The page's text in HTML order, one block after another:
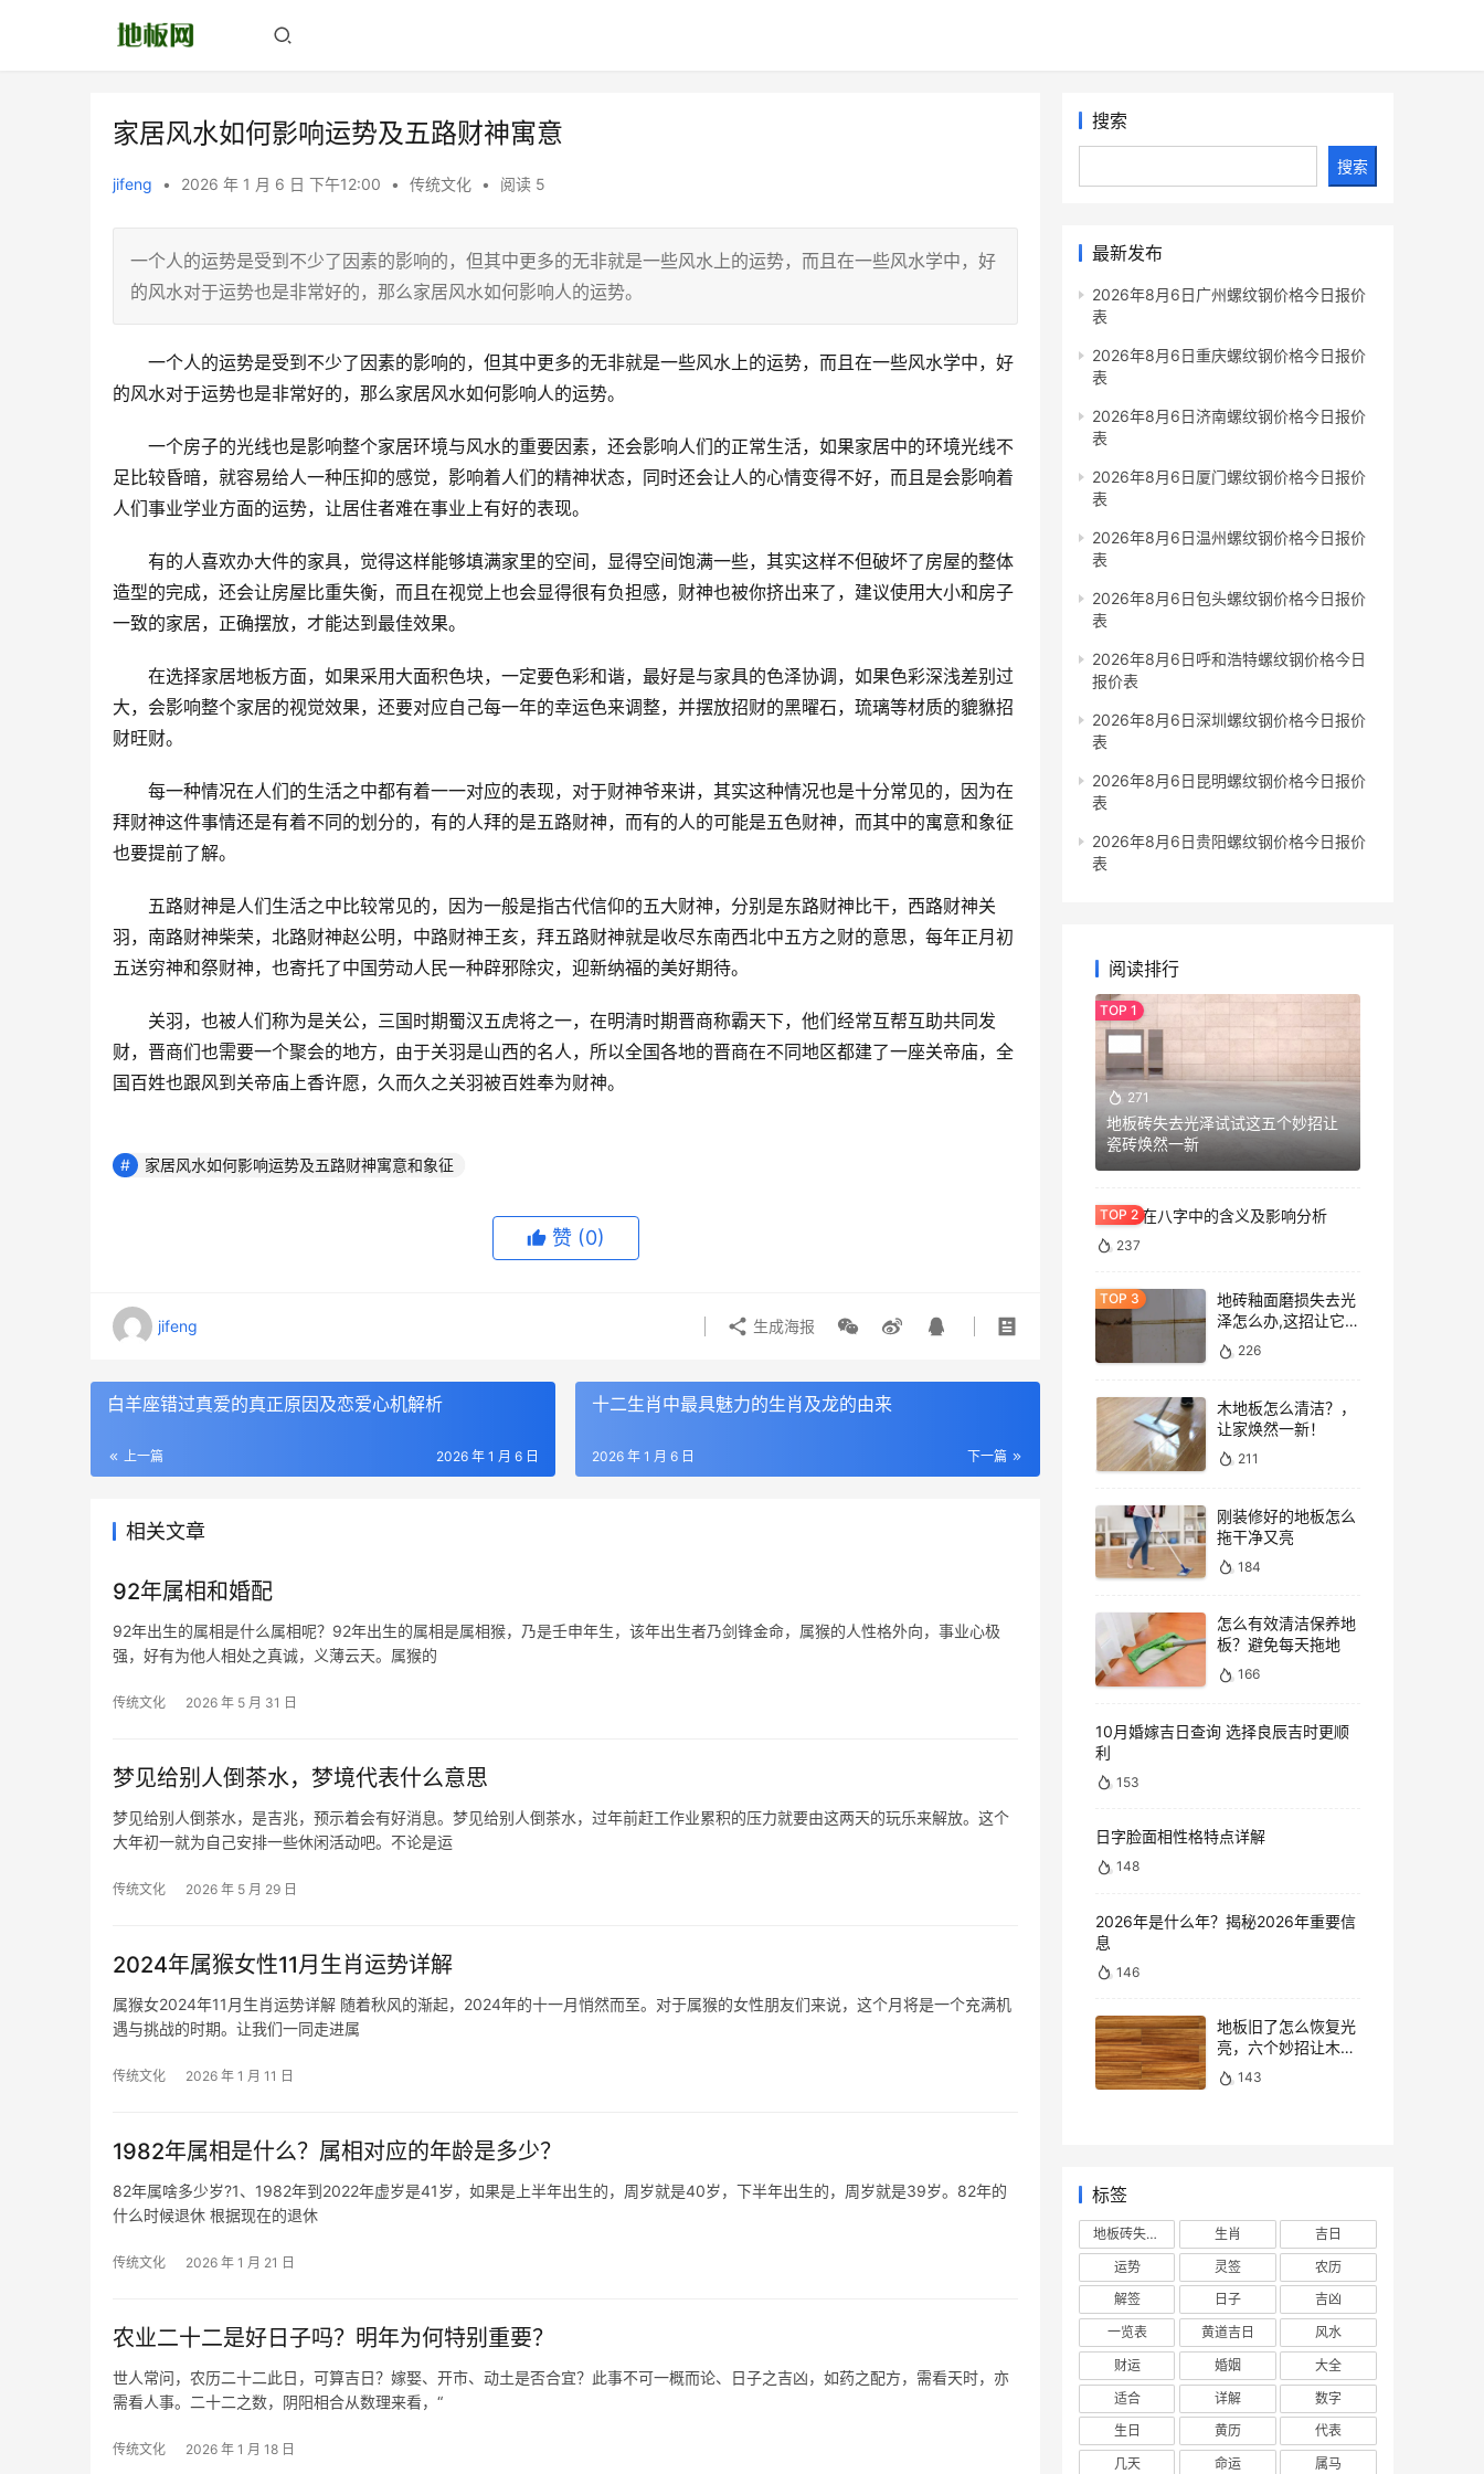
家居风水如何影响运势及五路财神寓意
jifeng • 2026 年 1 月 6 日 下午12:00 • 传统文化 • 阅读 5
一个人的运势是受到不少了因素的影响的，但其中更多的无非就是一些风水上的运势，而且在一些风水学中，好
的风水对于运势也是非常好的，那么家居风水如何影响人的运势。
一个人的运势是受到不少了因素的影响的，但其中更多的无非就是一些风水上的运势，而且在一些风水学中，好
的风水对于运势也是非常好的，那么家居风水如何影响人的运势。
一个房子的光线也是影响整个家居环境与风水的重要因素，还会影响人们的正常生活，如果家居中的环境光线不
足比较昏暗，就容易给人一种压抑的感觉，影响着人们的精神状态，同时还会让人的心情变得不好，而且是会影响着
人们事业学业方面的运势，让居住者难在事业上有好的表现。
有的人喜欢办大件的家具，觉得这样能够填满家里的空间，显得空间饱满一些，其实这样不但破坏了房屋的整体
造型的完成，还会让房屋比重失衡，而且在视觉上也会显得很有负担感，财神也被你挤出来了，建议使用大小和房子
一致的家居，正确摆放，才能达到最佳效果。
在选择家居地板方面，如果采用大面积色块，一定要色彩和谐，最好是与家具的色泽协调，如果色彩深浅差别过
大，会影响整个家居的视觉效果，还要对应自己每一年的幸运色来调整，并摆放招财的黑曜石，琉璃等材质的貔貅招
财旺财。
每一种情况在人们的生活之中都有着一一对应的表现，对于财神爷来讲，其实这种情况也是十分常见的，因为在
拜财神这件事情还是有着不同的划分的，有的人拜的是五路财神，而有的人的可能是五色财神，而其中的寓意和象征
也要提前了解。
五路财神是人们生活之中比较常见的，因为一般是指古代信仰的五大财神，分别是东路财神比干，西路财神关
羽，南路财神柴荣，北路财神赵公明，中路财神王亥，拜五路财神就是收尽东南西北中五方之财的意思，每年正月初
五送穷神和祭财神，也寄托了中国劳动人民一种辟邪除灾，迎新纳福的美好期待。
关羽，也被人们称为是关公，三国时期蜀汉五虎将之一，在明清时期晋商称霸天下，他们经常互帮互助共同发
财，晋商们也需要一个聚会的地方，由于关羽是山西的名人，所以全国各地的晋商在不同地区都建了一座关帝庙，全
国百姓也跟风到关帝庙上香许愿，久而久之关羽被百姓奉为财神。
家居风水如何影响运势及五路财神寓意和象征
赞 (0)
jifeng 生成海报
白羊座错过真爱的真正原因及恋爱心机解析
上一篇 2026 年 1 月 6 日
十二生肖中最具魅力的生肖及龙的由来
下一篇
2026 年 1 月 6 日
相关文章
92年属相和婚配
92年出生的属相是什么属相呢？92年出生的属相是属相猴，乃是壬申年生，该年出生者乃剑锋金命，属猴的人性格外向，事业心极
强，好有为他人相处之真诚，义薄云天。属猴的
传统文化 2026 年 5 月 31 日
梦见给别人倒茶水，梦境代表什么意思
梦见给别人倒茶水，是吉兆，预示着会有好消息。梦见给别人倒茶水，过年前赶工作业累积的压力就要由这两天的玩乐来解放。这个
大年初一就为自己安排一些休闲活动吧。不论是运
传统文化 2026 年 5 月 29 日
2024年属猴女性11月生肖运势详解
属猴女2024年11月生肖运势详解 随着秋风的渐起，2024年的十一月悄然而至。对于属猴的女性朋友们来说，这个月将是一个充满机
遇与挑战的时期。让我们一同走进属
传统文化 2026 年 1 月 11 日
1982年属相是什么？属相对应的年龄是多少？
82年属啥多少岁?1、1982年到2022年虚岁是41岁，如果是上半年出生的，周岁就是40岁，下半年出生的，周岁就是39岁。82年的
什么时候退休 根据现在的退休
传统文化 2026 年 1 月 21 日
农业二十二是好日子吗？明年为何特别重要？
世人常问，农历二十二此日，可算吉日？嫁娶、开市、动土是否合宜？此事不可一概而论、日子之吉凶，如药之配方，需看天时，亦
需看人事。二十二之数，阴阳相合从数理来看，“
传统文化 2026 年 1 月 18 日
搜索
搜索
最新发布
2026年8月6日广州螺纹钢价格今日报价
表
2026年8月6日重庆螺纹钢价格今日报价
表
2026年8月6日济南螺纹钢价格今日报价
表
2026年8月6日厦门螺纹钢价格今日报价
表
2026年8月6日温州螺纹钢价格今日报价
表
2026年8月6日包头螺纹钢价格今日报价
表
2026年8月6日呼和浩特螺纹钢价格今日
报价表
2026年8月6日深圳螺纹钢价格今日报价
表
2026年8月6日昆明螺纹钢价格今日报价
表
2026年8月6日贵阳螺纹钢价格今日报价
表
阅读排行
271
地板砖失去光泽试试这五个妙招让
瓷砖焕然一新
七杀格在八字中的含义及影响分析
237
地砖釉面磨损失去光
泽怎么办,这招让它重
焕光泽!
226
木地板怎么清洁？，
让家焕然一新！
211
刚装修好的地板怎么
拖干净又亮
184
怎么有效清洁保养地
板？避免每天拖地
166
10月婚嫁吉日查询 选择良辰吉时更顺
利
153
日字脸面相性格特点详解
148
2026年是什么年？揭秘2026年重要信
息
146
地板旧了怎么恢复光
亮，六个妙招让木地
板焕然一新
143
标签
地板砖失去光泽 生肖
吉日
运势
灵签
农历
解签
日子
吉凶
一览表
黄道吉日
风水
财运
婚姻
大全
适合
详解
数字
生日
黄历
代表
几天
命运 属马